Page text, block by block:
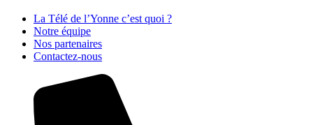
La Télé de l’Yonne c’est quoi ?
Notre équipe
Nos partenaires
Contactez-nous